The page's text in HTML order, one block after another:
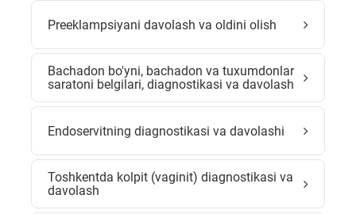
Preeklampsiyani davolash va oldini olish
Bachadon bo'yni, bachadon va tuxumdonlar
saratoni belgilari, diagnostikasi va davolash
Endoservitning diagnostikasi va davolashi
Toshkentda kolpit (vaginit) diagnostikasi va
davolash